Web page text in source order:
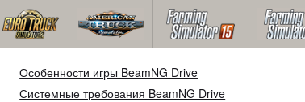
Особенности игры BeamNG Drive
Системные требования BeamNG Drive